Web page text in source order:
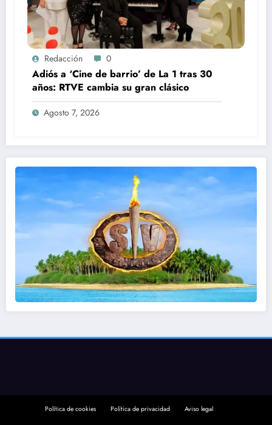
Redacción 0
Adiós a ‘Cine de barrio’ de La 1 tras 30
años: RTVE cambia su gran clásico
Agosto 7, 2026
Política de cookies Política de privacidad Aviso legal